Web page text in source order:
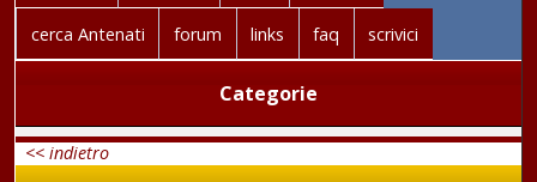
cerca Antenati forum links faq scrivici
Categorie
<< indietro